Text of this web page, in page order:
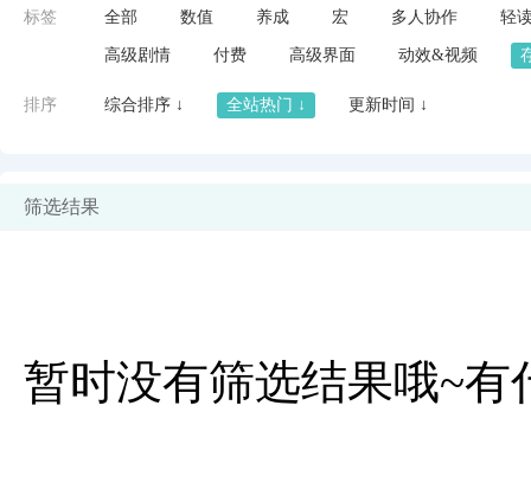
标签 全部 数值 养成 宏 多人协作 轻
高级剧情 付费 高级界面 动效&视频
排序 综合排序 ↓ 全站热门 ↓ 更新时间 ↓
筛选结果
暂时没有筛选结果哦~